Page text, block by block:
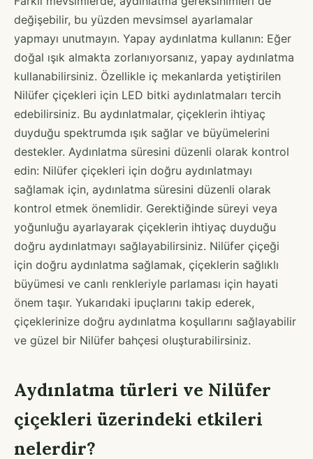
değişebilir, bu yüzden mevsimsel ayarlamalar
yapmayı unutmayın. Yapay aydınlatma kullanın: Eğer
doğal ışık almakta zorlanıyorsanız, yapay aydınlatma
kullanabilirsiniz. Özellikle iç mekanlarda yetiştirilen
Nilüfer çiçekleri için LED bitki aydınlatmaları tercih
edebilirsiniz. Bu aydınlatmalar, çiçeklerin ihtiyaç
duyduğu spektrumda ışık sağlar ve büyümelerini
destekler. Aydınlatma süresini düzenli olarak kontrol
edin: Nilüfer çiçekleri için doğru aydınlatmayı
sağlamak için, aydınlatma süresini düzenli olarak
kontrol etmek önemlidir. Gerektiğinde süreyi veya
yoğunluğu ayarlayarak çiçeklerin ihtiyaç duyduğu
doğru aydınlatmayı sağlayabilirsiniz. Nilüfer çiçeği
için doğru aydınlatma sağlamak, çiçeklerin sağlıklı
büyümesi ve canlı renkleriyle parlaması için hayati
önem taşır. Yukarıdaki ipuçlarını takip ederek,
çiçeklerinize doğru aydınlatma koşullarını sağlayabilir
ve güzel bir Nilüfer bahçesi oluşturabilirsiniz.
Aydınlatma türleri ve Nilüfer
çiçekleri üzerindeki etkileri
nelerdir?